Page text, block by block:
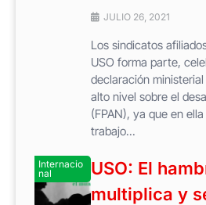
JULIO 26, 2021
Los sindicatos
USO forma parte,
declaración
alto nivel sobre el
(FPAN), ya que en
trabajo...
Internacio
nal
USO: El
multiplica y